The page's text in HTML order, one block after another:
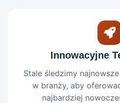
Innowacyjne
Stale śledzimy
w branży, aby
najbardziej